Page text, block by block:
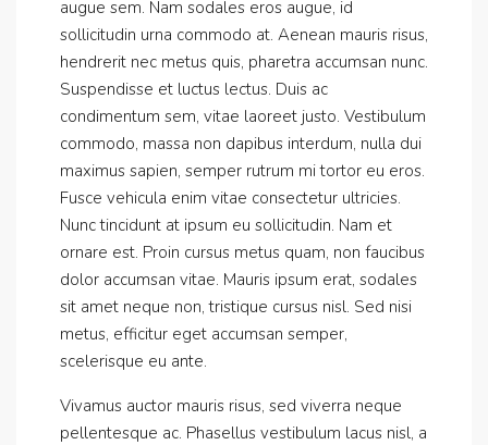
augue sem. Nam sodales eros augue, id
sollicitudin urna commodo at. Aenean mauris risus,
hendrerit nec metus quis, pharetra accumsan nunc.
Suspendisse et luctus lectus. Duis ac
condimentum sem, vitae laoreet justo. Vestibulum
commodo, massa non dapibus interdum, nulla dui
maximus sapien, semper rutrum mi tortor eu eros.
Fusce vehicula enim vitae consectetur ultricies.
Nunc tincidunt at ipsum eu sollicitudin. Nam et
ornare est. Proin cursus metus quam, non faucibus
dolor accumsan vitae. Mauris ipsum erat, sodales
sit amet neque non, tristique cursus nisl. Sed nisi
metus, efficitur eget accumsan semper,
scelerisque eu ante.
Vivamus auctor mauris risus, sed viverra neque
pellentesque ac. Phasellus vestibulum lacus nisl, a